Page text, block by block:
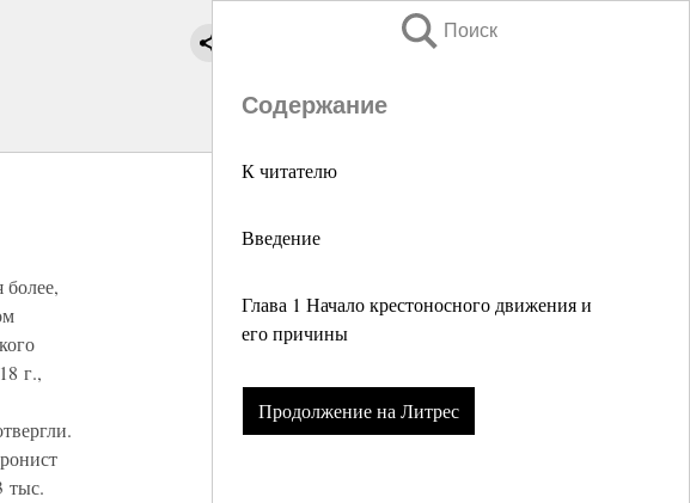
Поиск
Содержание
К читателю
Введение
Глава 1 Начало крестоносного движения и
его причины
Продолжение на Литрес
г.,
тыс.